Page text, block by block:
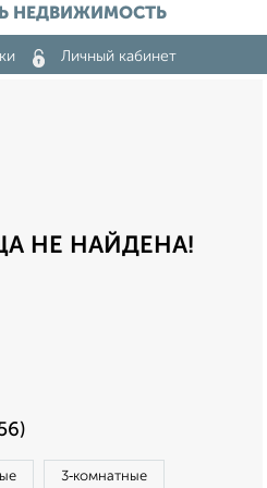
НЕДВИЖИМОСТЬ
Личный кабинет
НЕ НАЙДЕНА!
3‑комнатные